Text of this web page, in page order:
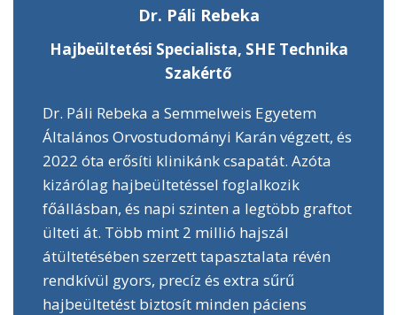
Dr. Páli Rebeka
Hajbeültetési Specialista, SHE Technika
Szakértő
Dr. Páli Rebeka a Semmelweis Egyetem
Általános Orvostudományi Karán végzett, és
2022 óta erősíti klinikánk csapatát. Azóta
kizárólag hajbeültetéssel foglalkozik
főállásban, és napi szinten a legtöbb graftot
ülteti át. Több mint 2 millió hajszál
átültetésében szerzett tapasztalata révén
rendkívül gyors, precíz és extra sűrű
hajbeültetést biztosít minden páciens